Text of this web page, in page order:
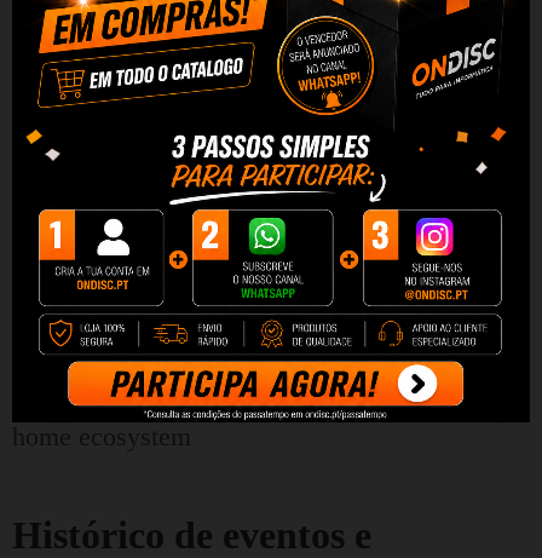
umidificadores, purificadores de ar,
condicionadores de ar, ventiladores, cortinas
inteligentes, câmeras, tomadas ou iluminação.
O sensor é compatível com Tuya, Amazon
Alexa e Google Assistant, e com suporte para
consulta de voz, você pode verificar o status de
portas ou janelas a qualquer momento.
Histórico de eventos e